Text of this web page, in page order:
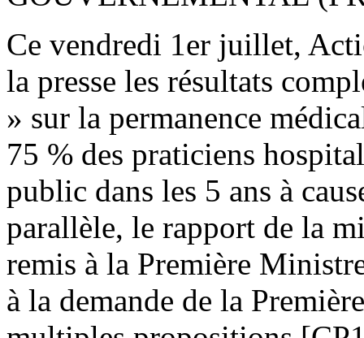
Ce vendredi 1er juillet,
la presse les résultats
» sur la permanence
75 % des praticiens
public dans les 5 ans à
parallèle, le rapport de la
remis à la Première
à la demande de la